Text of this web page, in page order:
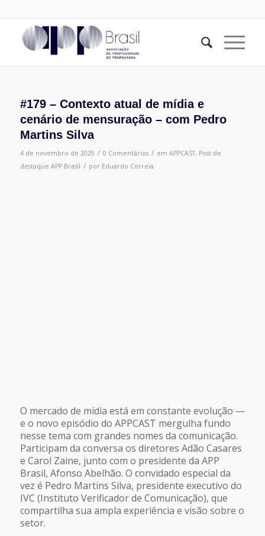
#179 – Contexto atual de mídia e
cenário de mensuração – com Pedro
Martins Silva
4 de novembro de 2025 / 0 Comentários / em APPCAST, Post de
destaque APP Brasil / por Eduardo Correia
O mercado de mídia está em constante evolução —
e o novo episódio do APPCAST mergulha fundo
nesse tema com grandes nomes da comunicação.
Participam da conversa os diretores Adão Casares
e Carol Zaine, junto com o presidente da APP
Brasil, Afonso Abelhão. O convidado especial da
vez é Pedro Martins Silva, presidente executivo do
IVC (Instituto Verificador de Comunicação), que
compartilha sua ampla experiência e visão sobre o
setor.